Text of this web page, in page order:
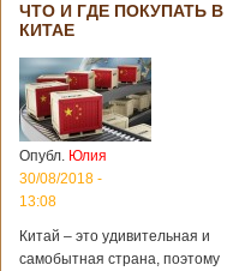
ЧТО И ГДЕ ПОКУПАТЬ В
КИТАЕ
Опубл. Юлия
30/08/2018 -
13:08
Китай – это удивительная и
самобытная страна, поэтому